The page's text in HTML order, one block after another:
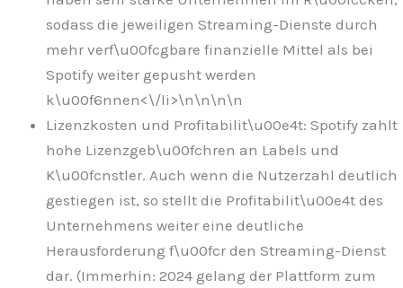
sodass die jeweiligen Streaming-Dienste durch
mehr verf\u00fcgbare finanzielle Mittel als bei
Spotify weiter gepusht werden
k\u00f6nnen<\/li>\n\n\n\n
Lizenzkosten und Profitabilit\u00e4t: Spotify zahlt
hohe Lizenzgeb\u00fchren an Labels und
K\u00fcnstler. Auch wenn die Nutzerzahl deutlich
gestiegen ist, so stellt die Profitabilit\u00e4t des
Unternehmens weiter eine deutliche
Herausforderung f\u00fcr den Streaming-Dienst
dar. (Immerhin: 2024 gelang der Plattform zum